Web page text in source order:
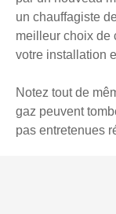
un chauffagiste
meilleur choix de
votre installation
Notez tout de
gaz peuvent
pas entretenues